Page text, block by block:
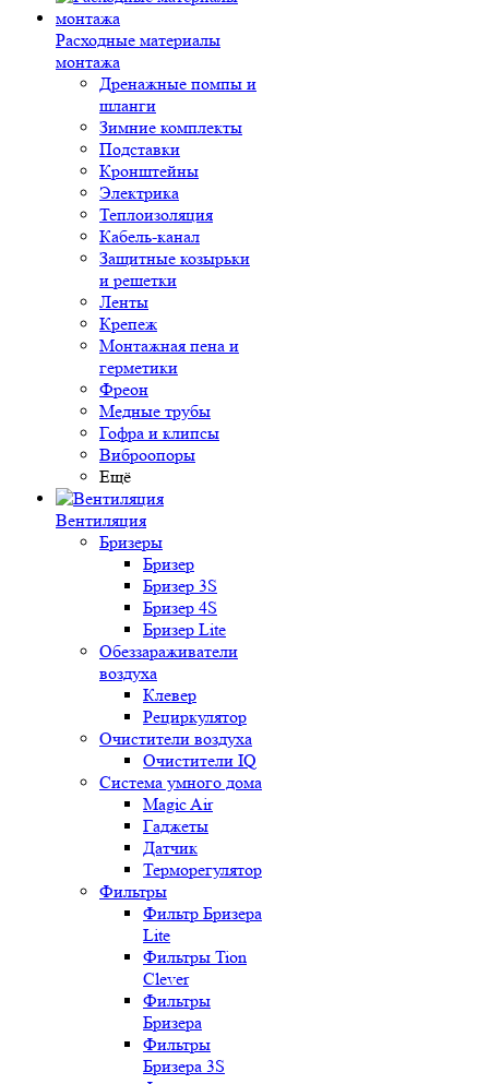
Расходные материалы
монтажа
Дренажные помпы и
шланги
Зимние комплекты
Подставки
Кронштейны
Электрика
Теплоизоляция
Кабель-канал
Защитные козырьки
и решетки
Ленты
Крепеж
Монтажная пена и
герметики
Фреон
Медные трубы
Гофра и клипсы
Виброопоры
Ещё
Вентиляция
Бризеры
Бризер
Бризер 3S
Бризер 4S
Бризер Lite
Обеззараживатели
воздуха
Клевер
Рециркулятор
Очистители воздуха
Очистители IQ
Система умного дома
Magic Air
Гаджеты
Датчик
Терморегулятор
Фильтры
Фильтр Бризера
Lite
Фильтры Tion
Clever
Фильтры
Бризера
Фильтры
Бризера 3S